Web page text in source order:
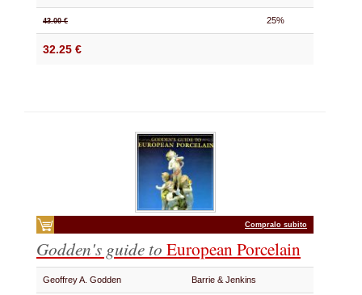
43.00 € 25%
32.25 €
Compralo subito
Godden's guide to European Porcelain
Geoffrey A. Godden Barrie & Jenkins